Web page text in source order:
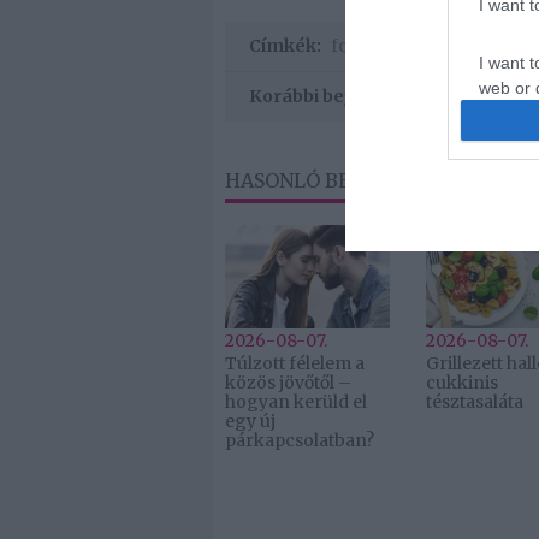
I want
I want
web or
I want
or app.
Címkék: fogyókúra
Korábbi bejegyzések
HASONLÓ BEJEGYZÉSEK
2026-08-07.
Túlzott félelem a
közös jövőtől –
hogyan kerüld el
egy új
párkapcsolatban?
2026-08-07.
Grillezett
cukkinis
tésztasaláta